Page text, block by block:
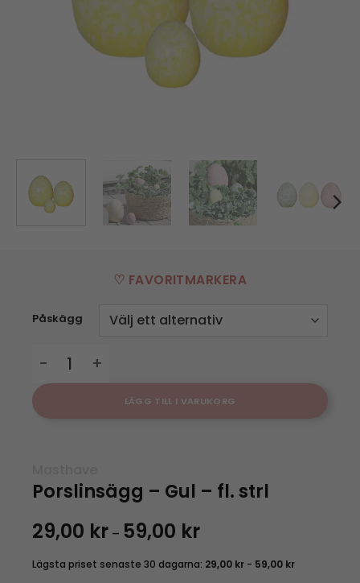
♡ FAVORITMARKERA
Påskägg
LÄGG TILL I VARUKORG
Porslinsägg – Gul – fl. strl
29,00 kr – 59,00 krPrisintervall:
59,00 kr
Lägsta priset senaste 30 dagarna: 29,00 kr- 59,00 kr